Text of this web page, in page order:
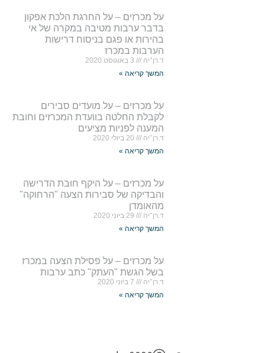
על מכרזים – על החרגת הלכת אפקון
בדבר ערבות מטיבה במקרה של אי
בהירות או פגם בניסוח דרישות
הערבות במכרז
ד.רן־יה
3 באוגוסט 2020
המשך קריאה »
על מכרזים – על מועדים סבירים
לקבלת החלטה בוועדת המכרזים וחובת
המענה לפניות מציעים
ד.רן־יה
20 ביולי 2020
המשך קריאה »
על מכרזים – על היקף חובת הדרישה
והבדיקה של סבירות הצעה "הרחוקה"
מהאומדן
ד.רן־יה
29 ביוני 2020
המשך קריאה »
על מכרזים – על פסילת הצעה במכרז
בשל הגשת "העתק" כתב ערבות
ד.רן־יה
7 ביוני 2020
המשך קריאה »